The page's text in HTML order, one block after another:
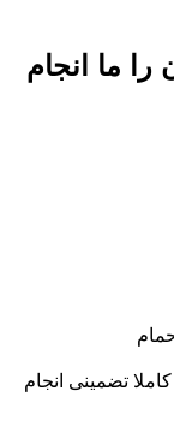
ما انجام
تضمینی انجام